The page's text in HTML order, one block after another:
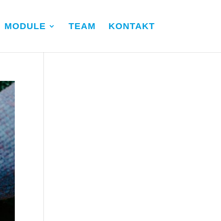
MODULE TEAM KONTAKT